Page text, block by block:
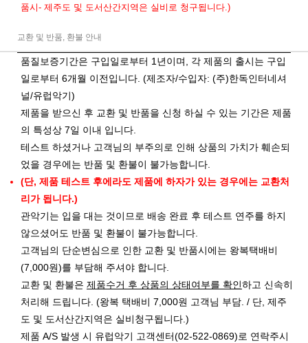
품시- 제주도 및 도서산간지역은 실비로 청구됩니다.)
교환 및 반품, 환불 안내
품질보증기간은 구입일로부터 1년이며, 각 제품의 출시는 구입
일로부터 6개월 이전입니다. (제조자/수입자: (주)한독인터네셔
널/유럽악기)
제품을 받으신 후 교환 및 반품을 신청 하실 수 있는 기간은 제품
의 특성상 7일 이내 입니다.
테스트 하셨거나 고객님의 부주의로 인해 상품의 가치가 훼손되
었을 경우에는 반품 및 환불이 불가능합니다.
(단, 제품 테스트 후에라도 제품에 하자가 있는 경우에는 교환처
리가 됩니다.)
관악기는 입을 대는 것이므로 배송 완료 후 테스트 연주를 하지
않으셨어도 반품 및 환불이 불가능합니다.
고객님의 단순변심으로 인한 교환 및 반품시에는 왕복택배비
(7,000원)를 부담해 주셔야 합니다.
교환 및 환불은 제품수거 후 상품의 상태여부를 확인하고 신속히
처리해 드립니다. (왕복 택배비 7,000원 고객님 부담. / 단, 제주
도 및 도서산간지역은 실비청구됩니다.)
제품 A/S 발생 시 유럽악기 고객센터(02-522-0869)로 연락주시